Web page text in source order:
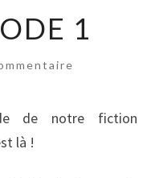
1
de notre fiction
là !